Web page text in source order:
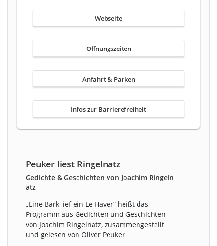
Webseite
Öffnungszeiten
Anfahrt & Parken
Infos zur Barrierefreiheit
Peuker liest Ringelnatz
Gedichte & Geschichten von Joachim Ringeln
atz
„Eine Bark lief ein Le Haver“ heißt das
Programm aus Gedichten und Geschichten
von Joachim Ringelnatz, zusammengestellt
und gelesen von Oliver Peuker